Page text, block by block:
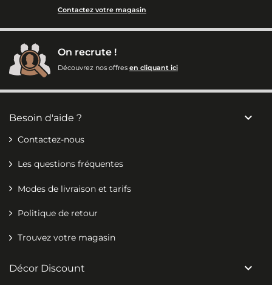
Contactez votre magasin
On recrute !
Découvrez nos offres en cliquant ici
Besoin d'aide ? 
Contactez-nous
Les questions fréquentes
Modes de livraison et tarifs
Politique de retour
Trouvez votre magasin
Décor Discount 